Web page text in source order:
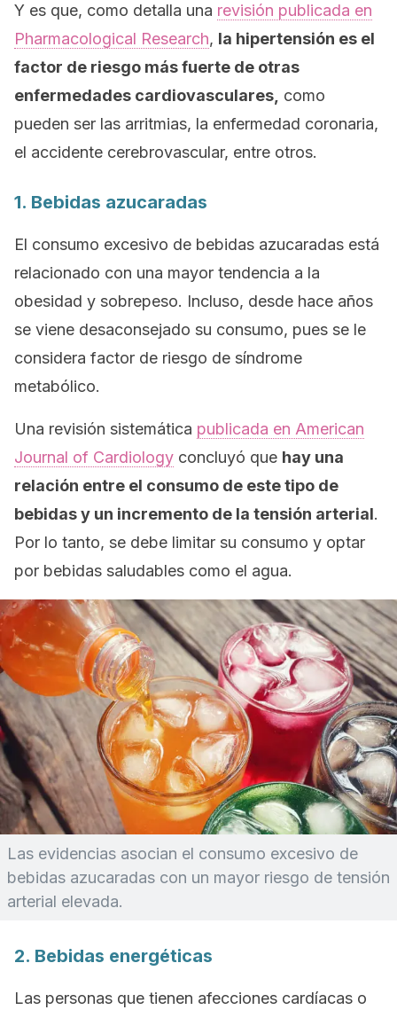
Y es que, como detalla una revisión publicada en
Pharmacological Research, la hipertensión es el
factor de riesgo más fuerte de otras
enfermedades cardiovasculares, como
pueden ser las arritmias, la enfermedad coronaria,
el accidente cerebrovascular, entre otros.
1. Bebidas azucaradas
El consumo excesivo de bebidas azucaradas está
relacionado con una mayor tendencia a la
obesidad y sobrepeso. Incluso, desde hace años
se viene desaconsejado su consumo, pues se le
considera factor de riesgo de síndrome
metabólico.
Una revisión sistemática publicada en American
Journal of Cardiology concluyó que hay una
relación entre el consumo de este tipo de
bebidas y un incremento de la tensión arterial.
Por lo tanto, se debe limitar su consumo y optar
por bebidas saludables como el agua.
Las evidencias asocian el consumo excesivo de
bebidas azucaradas con un mayor riesgo de tensión
arterial elevada.
2. Bebidas energéticas
Las personas que tienen afecciones cardíacas o